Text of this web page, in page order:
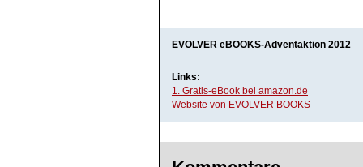
EVOLVER eBOOKS-Adventaktion 2012
Links:
1. Gratis-eBook bei amazon.de
Website von EVOLVER BOOKS